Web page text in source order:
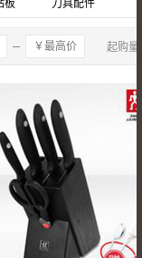
确定
起购量